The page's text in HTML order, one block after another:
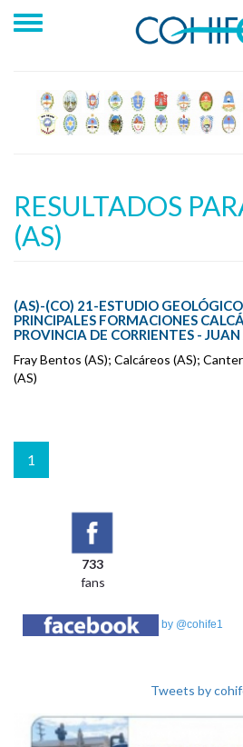
RESULTADOS
(AS)
(AS)-(CO) 21-ESTUDIO
PRINCIPALES FORMACIONES
PROVINCIA DE CORRIENTES -
Fray Bentos (AS); Calcáreos (AS);
(AS)
1
733
fans
by @cohife1
Tweets by